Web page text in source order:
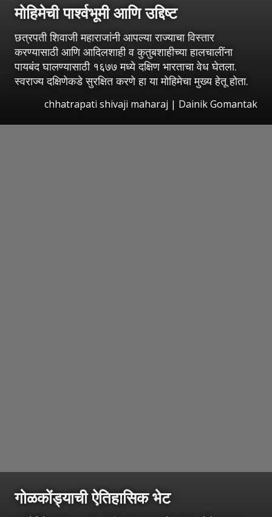
मोहिमेची पार्श्वभूमी आणि उद्दिष्ट
छत्रपती शिवाजी महाराजांनी आपल्या राज्याचा विस्तार
करण्यासाठी आणि आदिलशाही व कुतुबशाहीच्या हालचालींना
पायबंद घालण्यासाठी १६७७ मध्ये दक्षिण भारताचा वेध घेतला.
स्वराज्य दक्षिणेकडे सुरक्षित करणे हा या मोहिमेचा मुख्य हेतू होता.
chhatrapati shivaji maharaj | Dainik Gomantak
गोळकोंड्याची ऐतिहासिक भेट